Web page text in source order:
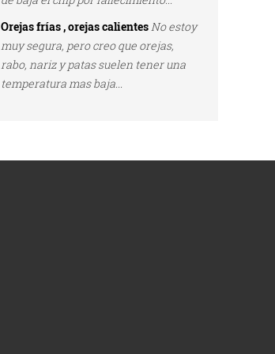
Orejas frías , orejas calientesNo estoy
muy segura, pero creo que orejas,
rabo, nariz y patas suelen tener una
temperatura mas baja...